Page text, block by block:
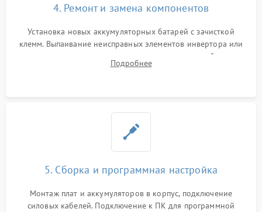
4. Ремонт и замена компонентов
Установка новых аккумуляторных батарей с зачисткой
клемм. Выпаивание неисправных элементов инвертора или
цепи зарядки и монтаж новых радиодеталей.
Восстановление поврежденных токоведущих дорожек и
Подробнее
5. Сборка и программная настройка
Монтаж плат и аккумуляторов в корпус, подключение
силовых кабелей. Подключение к ПК для программной